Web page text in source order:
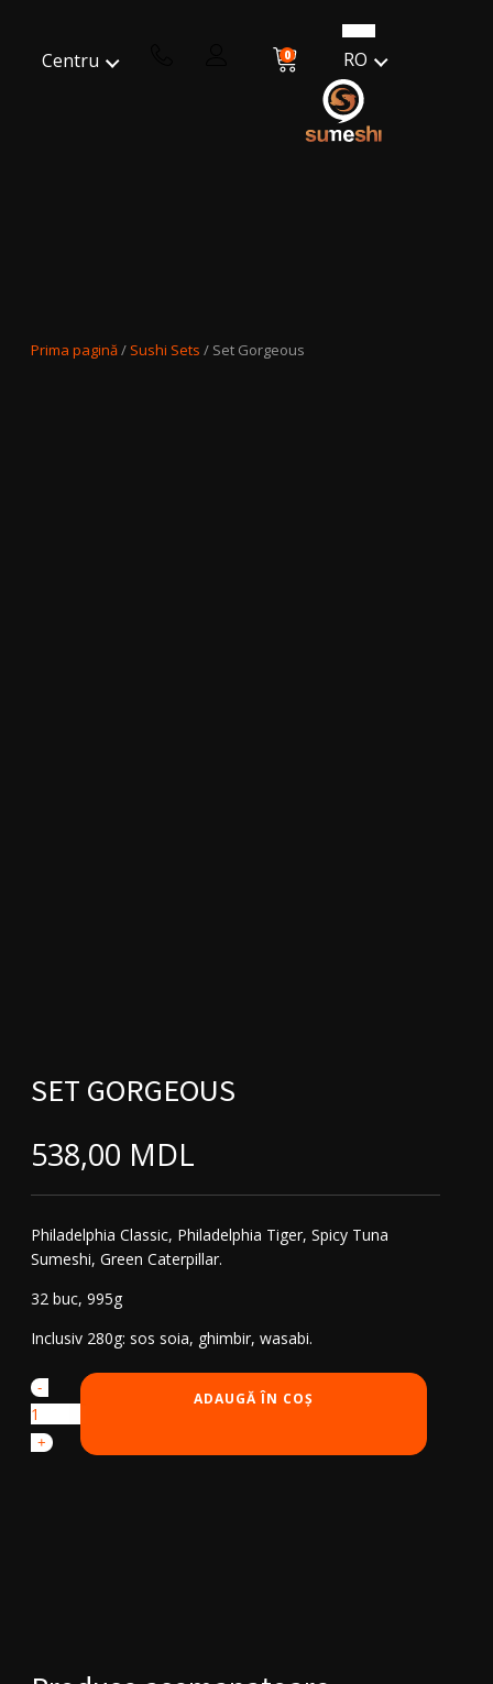
Centru 0 RO
Prima pagină/ Sushi Sets / Set Gorgeous
SET GORGEOUS
538,00 MDL
Philadelphia Classic, Philadelphia Tiger, Spicy Tuna
Sumeshi, Green Caterpillar.
32 buc, 995g
Inclusiv 280g: sos soia, ghimbir, wasabi.
Cantitate
Set
Gorgeous
-
+
ADAUGĂ ÎN COȘ